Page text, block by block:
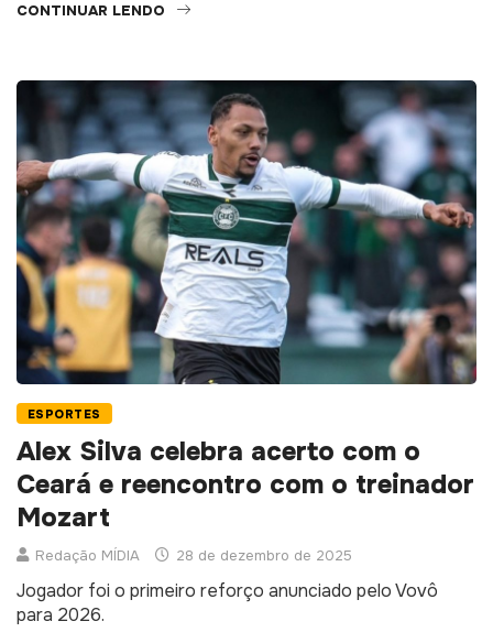
CONTINUAR LENDO
ESPORTES
Alex Silva celebra acerto com o
Ceará e reencontro com o treinador
Mozart
Redação MÍDIA 28 de dezembro de 2025
Jogador foi o primeiro reforço anunciado pelo Vovô
para 2026.